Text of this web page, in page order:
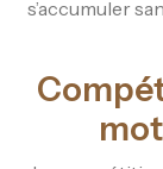
s’accumuler